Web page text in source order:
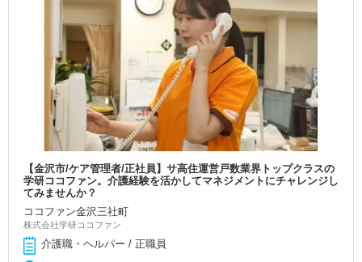
【金沢市/ケア管理者/正社員】サ高住運営戸数業界トップクラスの
学研ココファン。介護経験を活かしてマネジメントにチャレンジし
てみませんか？
ココファン金沢三社町
株式会社学研ココファン
介護職・ヘルパー / 正職員